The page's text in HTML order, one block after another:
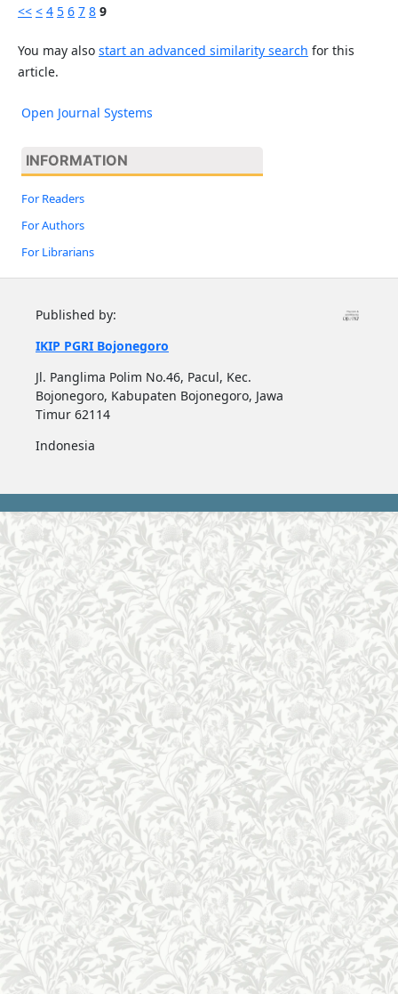
<< < 4 5 6 7 8 9
You may also start an advanced similarity search for this
article.
Open Journal Systems
INFORMATION
For Readers
For Authors
For Librarians
Published by:
IKIP PGRI Bojonegoro
Jl. Panglima Polim No.46, Pacul, Kec.
Bojonegoro, Kabupaten Bojonegoro, Jawa
Timur 62114
Indonesia